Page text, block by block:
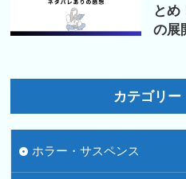
とめ
の展
カテゴリー
ホラー・サスペンス